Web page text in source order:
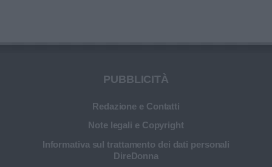
PUBBLICITÀ
Redazione e Contatti
Note legali e Copyright
Informativa sul trattamento dei dati personali
DireDonna